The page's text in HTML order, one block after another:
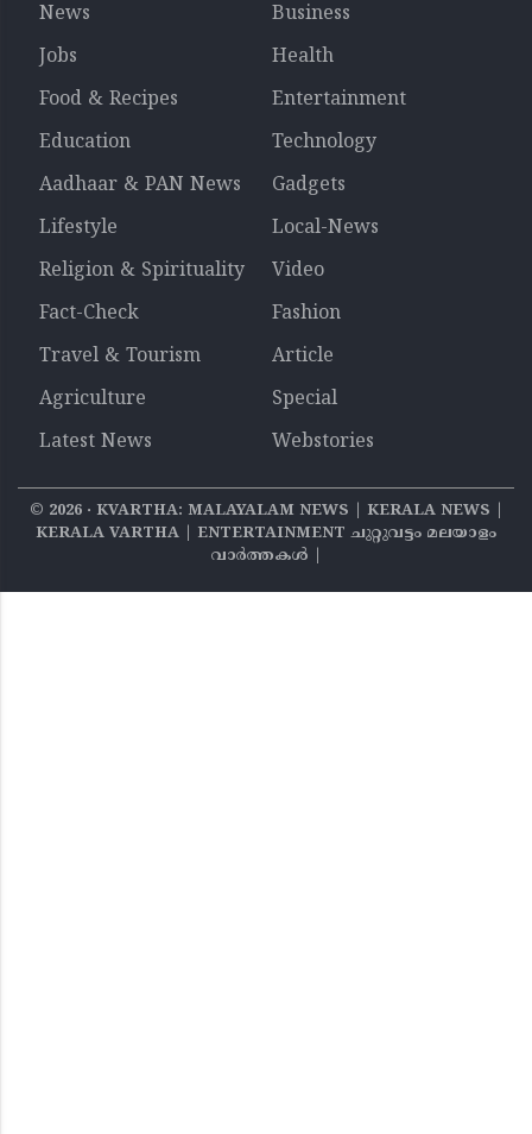
News
Business
Jobs
Health
Food & Recipes
Entertainment
Education
Technology
Aadhaar & PAN News
Gadgets
Lifestyle
Local-News
Religion & Spirituality
Video
Fact-Check
Fashion
Travel & Tourism
Article
Agriculture
Special
Latest News
Webstories
© 2026‧ KVARTHA: MALAYALAM NEWS | KERALA NEWS |
KERALA VARTHA | ENTERTAINMENT ചുറ്റുവട്ടം മലയാളം
വാര്‍ത്തകൾ |